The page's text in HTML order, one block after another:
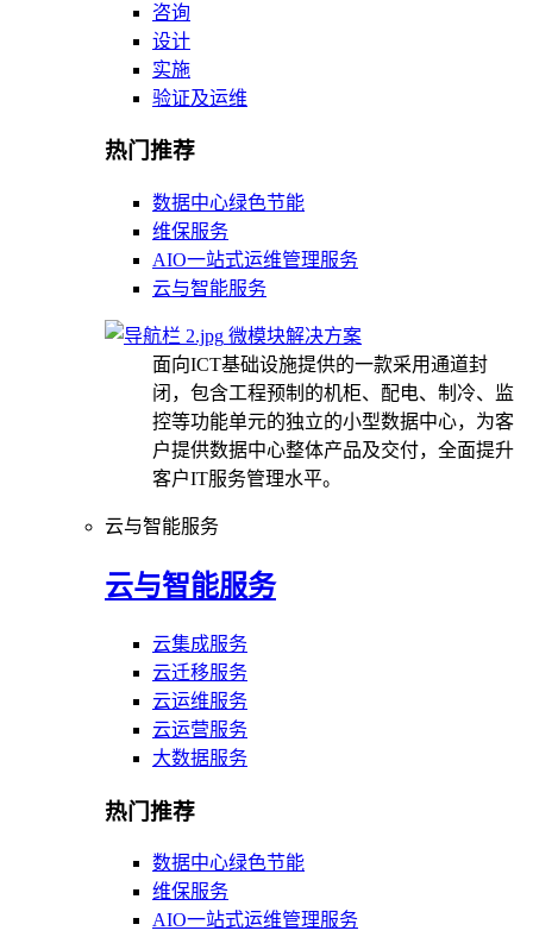
咨询
设计
实施
验证及运维
热门推荐
数据中心绿色节能
维保服务
AIO一站式运维管理服务
云与智能服务
微模块解决方案
面向ICT基础设施提供的一款采用通道封
闭，包含工程预制的机柜、配电、制冷、监
控等功能单元的独立的小型数据中心，为客
户提供数据中心整体产品及交付，全面提升
客户IT服务管理水平。
云与智能服务
云与智能服务
云集成服务
云迁移服务
云运维服务
云运营服务
大数据服务
热门推荐
数据中心绿色节能
维保服务
AIO一站式运维管理服务